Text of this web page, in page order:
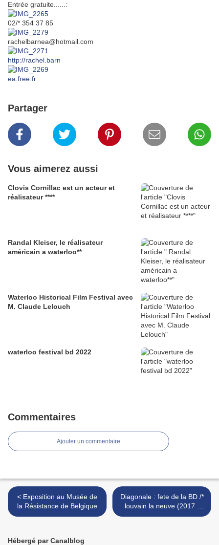
Entrée gratuite......:
02/* 354 37 85
rachelbarnea@hotmail.com
http://rachel.barn
ea.free.fr
Partager
Vous aimerez aussi
Clovis Cornillac est un acteur et
réalisateur ****
Randal Kleiser, le réalisateur
américain a waterloo**
Waterloo Historical Film Festival avec
M. Claude Lelouch
waterloo festival bd 2022
Commentaires
Ajouter un commentaire
< Exposition au Musée de
la Résistance de Belgique
Diagonale : fete de la BD /*
louvain la neuve (2017 )
belgique >
Hébergé par Canalblog